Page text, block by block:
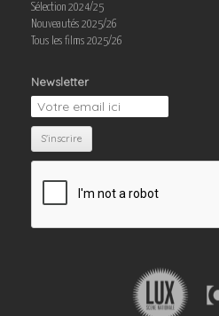
Sélection 2024/25
Nouveautés 2025/26
Tous les films 2025/26
Newsletter